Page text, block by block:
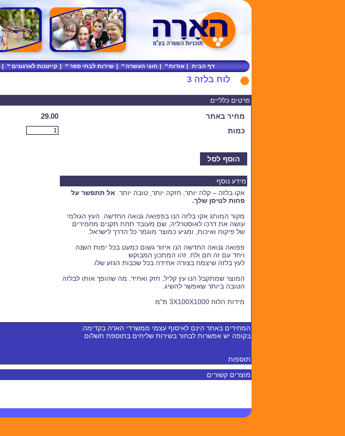
דף הבית אודות חוגי העשרה שירות לבתי ספר קייטנות לארגונים
לוח בלזה 3
פרטים כלליים
מחיר באתר
29.00
כמות
הוסף לסל
מידע נוסף
אקו בלזה – קלה יותר, חזקה יותר, טובה יותר. אל תתפשר על
פחות לטיסן שלך.
מקור המותג אקו בלזה הנו בפפואה גנואה החדשה. העץ הגולמי
עושה את דרכו לאוסטרליה, שם מעובד תחת תקנים מחמירים
של פיקוח ואיכות, ומגיע כמוצר מוגמר כל הדרך לישראל.
פפואה גנואה החדשה הנו איזור גשום כמעט בכל ימות השנה
ויחד עם זה חם ולח. זהו המתכון המבוקש
לעץ בלזה שיצמח בצורה אחידה בכל שכבות הגזע שלו.
המוצר שמתקבל הנו עץ קליל, חזק ואחיד. מה שהופך אותו לבלזה
הטובה ביותר שאפשר להשיג.
מידות הלוח 3X100X1000 מ"מ
המחירים באתר הינם לאיסוף עצמי ממשרדי הארה בקדימה.
בקופה יש אפשרות לבחור בשירות שליחים בתוספת תשלום
תוספות
מוצרים קשורים